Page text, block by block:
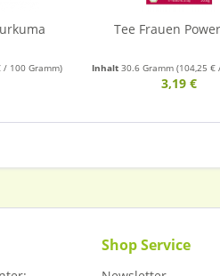
/ 100 Gramm)
Tee Frauen
Inhalt 30.6 Gramm (104,25 € /
3,19 €
Shop Service